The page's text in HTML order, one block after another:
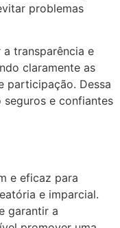
problemas
transparência e
claramente as
participação. Dessa
e confiantes
e eficaz para
e imparcial.
garantir a